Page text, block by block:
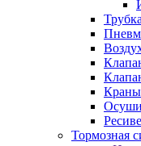
Краны
Тормозная